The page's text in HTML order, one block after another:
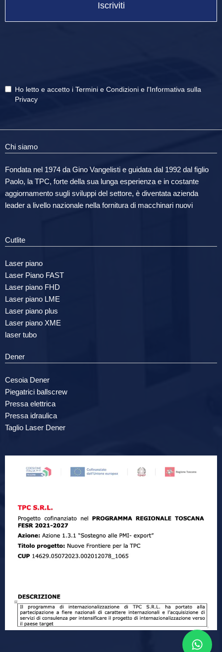
Iscriviti
Ho letto e accetto i Termini e Condizioni e l'Informativa sulla
Privacy
Chi siamo
Fondata nel 1974 da Gino Vangelisti e guidata dal 1992 dal figlio
Paolo, la TPC, forte della sua lunga esperienza e in costante
aggiornamento sugli sviluppi del settore, è diventata azienda
leader a livello nazionale nella fornitura di macchinari nuovi
Cutlite
Laser piano
Laser Piano FAST
Laser piano FHD
Laser piano LME
Laser piano plus
Laser piano XME
laser tubo
Dener
Cesoia Dener
Piegatrici ballscrew
Pressa elettrica
Pressa idraulica
Taglio Laser Dener